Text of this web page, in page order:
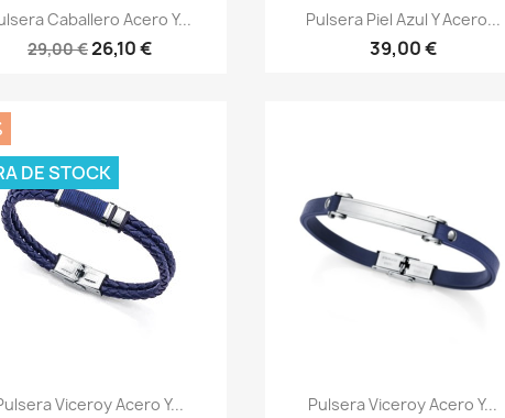
Vista rápida
Caballero Acero Y...
29,00 €26,10 €
Vista rápida
Pulsera Piel Azul Y Acero...
39,00 €
Vista rápida
Viceroy Acero Y...
DE STOCK
Vista rápida
Pulsera Viceroy Acero Y...